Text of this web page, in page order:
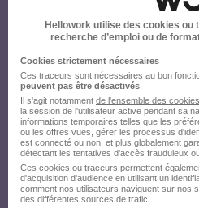
Hellowork utilise des cookies
recherche d’emploi ou de
Cookies strictement nécessaires
Ces traceurs sont nécessaires au bon
peuvent pas être désactivés
Il s'agit notamment de l'ensemble des
la session de l'utilisateur active pendant sa
informations temporaires telles que les
ou les offres vues, gérer les processus
est connecté ou non, et plus globalement
détectant les tentatives d'accès frauduleux
Ces cookies ou traceurs permettent
d'acquisition d'audience en utilisant un
comment nos utilisateurs naviguent sur nos
des différentes sources de trafic.